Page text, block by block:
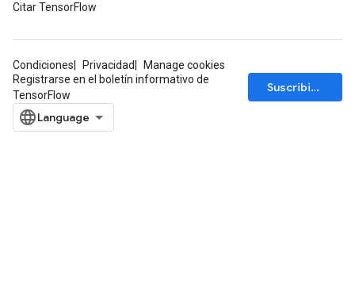
Citar TensorFlow
Condiciones Privacidad
Manage cookies
Registrarse en el boletín informativo de
TensorFlow
Suscribirse